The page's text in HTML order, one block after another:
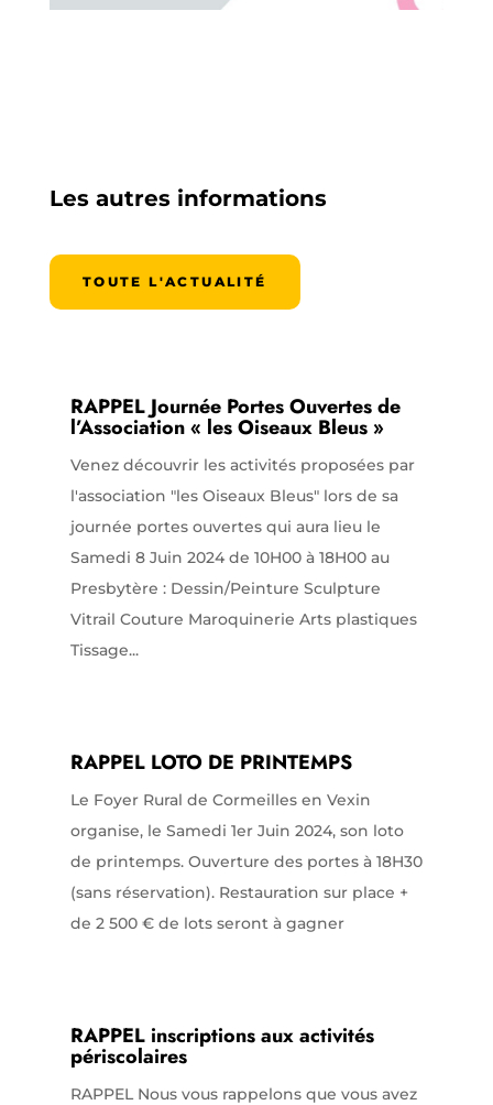
Les autres informations
TOUTE L'ACTUALITÉ
RAPPEL Journée Portes Ouvertes de
l’Association « les Oiseaux Bleus »
Venez découvrir les activités proposées par
l'association "les Oiseaux Bleus" lors de sa
journée portes ouvertes qui aura lieu le
Samedi 8 Juin 2024 de 10H00 à 18H00 au
Presbytère : Dessin/Peinture Sculpture
Vitrail Couture Maroquinerie Arts plastiques
Tissage...
RAPPEL LOTO DE PRINTEMPS
Le Foyer Rural de Cormeilles en Vexin
organise, le Samedi 1er Juin 2024, son loto
de printemps. Ouverture des portes à 18H30
(sans réservation). Restauration sur place +
de 2 500 € de lots seront à gagner
RAPPEL inscriptions aux activités
périscolaires
RAPPEL Nous vous rappelons que vous avez